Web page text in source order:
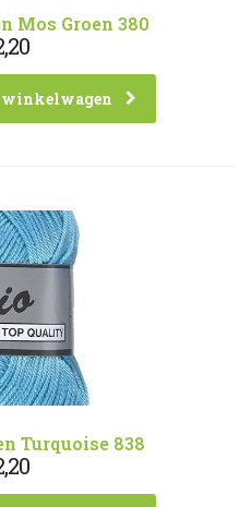
Mos Groen 380
winkelwagen
Turquoise 838